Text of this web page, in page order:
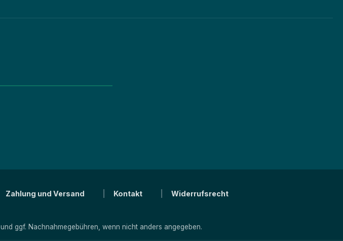
Zahlung und Versand Kontakt Widerrufsrecht
und ggf. Nachnahmegebühren, wenn nicht anders angegeben.